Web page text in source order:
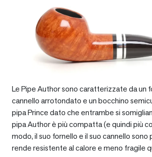
Le Pipe Author sono caratterizzate da un
cannello arrotondato e un bocchino
pipa Prince dato che entrambe si
pipa Author è più compatta (e quindi più
modo, il suo fornello e il suo cannello sono
rende resistente al calore e meno fragile